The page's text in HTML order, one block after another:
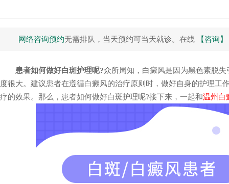
网络咨询预约无需排队，当天预约可当天就诊。在线 【咨询】
患者如何做好白斑护理呢?众所周知，白癜风是因为黑色素脱
度很大。建议患者在遵循白癜风的治疗原则时，做好自身的护理工
疗的效果。那么，患者如何做好白斑护理呢?接下来，一起和温州白
疑难性白癜风
飞 执业医生
男性白癜风治疗
周红星 主治医师